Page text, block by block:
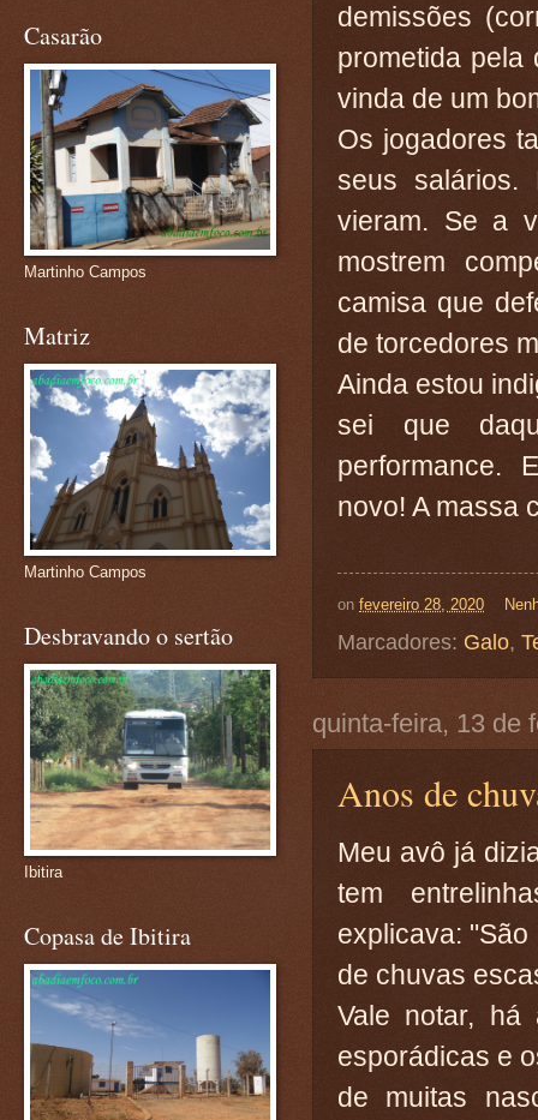
demissões
prometida pela
vinda de um
Os jogadores
seus
vieram. Se a
mostrem
camisa que
de torcedores
Ainda estou
sei que
performance.
novo! A massa
on fevereiro 28, 2020
Marcadores: Galo,
quinta-feira, 13 de
Anos de
Meu avô já
tem
explicava:
de chuvas
Vale notar, há
esporádicas e
de muitas
Casarão
Martinho Campos
Matriz
Martinho Campos
Desbravando o sertão
Ibitira
Copasa de Ibitira